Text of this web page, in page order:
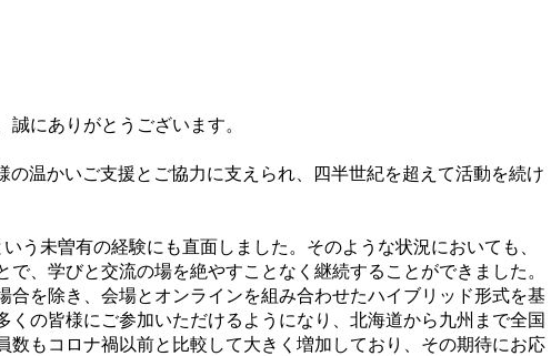
にありがとうございます。
温かいご支援とご協力に支えられ、四半世紀を超えて活動を続け
う未曽有の経験にも直面しました。そのような状況においても、
、学びと交流の場を絶やすことなく継続することができました。
を除き、会場とオンラインを組み合わせたハイブリッド形式を基
の皆様にご参加いただけるようになり、北海道から九州まで全国
もコロナ禍以前と比較して大きく増加しており、その期待にお応